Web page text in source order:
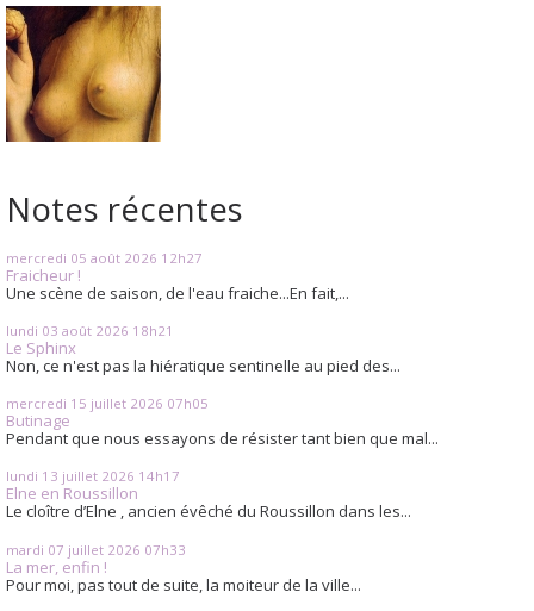
Notes récentes
mercredi 05 août 2026 12h27
Fraicheur !
Une scène de saison, de l'eau fraiche...En fait,...
lundi 03 août 2026 18h21
Le Sphinx
Non, ce n'est pas la hiératique sentinelle au pied des...
mercredi 15 juillet 2026 07h05
Butinage
Pendant que nous essayons de résister tant bien que mal...
lundi 13 juillet 2026 14h17
Elne en Roussillon
Le cloître d’Elne , ancien évêché du Roussillon dans les...
mardi 07 juillet 2026 07h33
La mer, enfin !
Pour moi, pas tout de suite, la moiteur de la ville...